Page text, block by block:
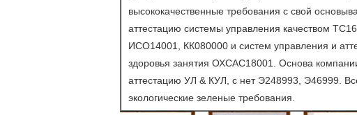
высококачественные требования с свой
аттестацию системы управления качеством
ИСО14001, КК080000 и систем управления и
здоровья занятия ОХСАС18001. Основа
аттестацию УЛ & КУЛ, с нет Э248993, Э46999.
экологические зеленые требования.